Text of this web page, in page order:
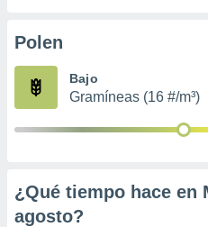
e
mediante
de
Polen
Bajo
Gramíneas (16 #/m³)
¿Qué tiempo hace en
agosto?